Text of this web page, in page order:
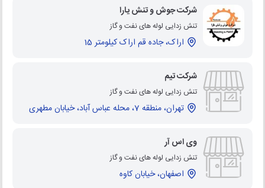
شرکت جوش و تنش یارا
تنش زدایی لوله های نفت و گاز
اراک، جاده قم اراک کیلومتر 15
شرکت تیم
تنش زدایی لوله های نفت و گاز
تهران، منطقه 7، محله عباس آباد، خیابان مطهری
وی اس آر
تنش زدایی لوله های نفت و گاز
اصفهان، خیابان کاوه